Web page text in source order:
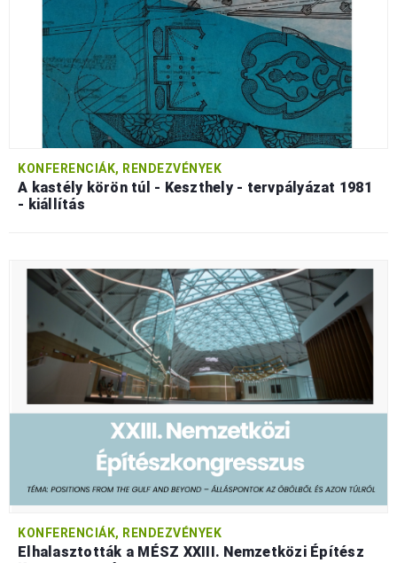
KONFERENCIÁK, RENDEZVÉNYEK
A kastély körön túl - Keszthely - tervpályázat 1981
- kiállítás
KONFERENCIÁK, RENDEZVÉNYEK
Elhalasztották a MÉSZ XXIII. Nemzetközi Építész